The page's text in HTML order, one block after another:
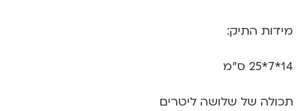
מידות התיק:
14*7*25 ס"מ
תכולה של שלושה ליטרים